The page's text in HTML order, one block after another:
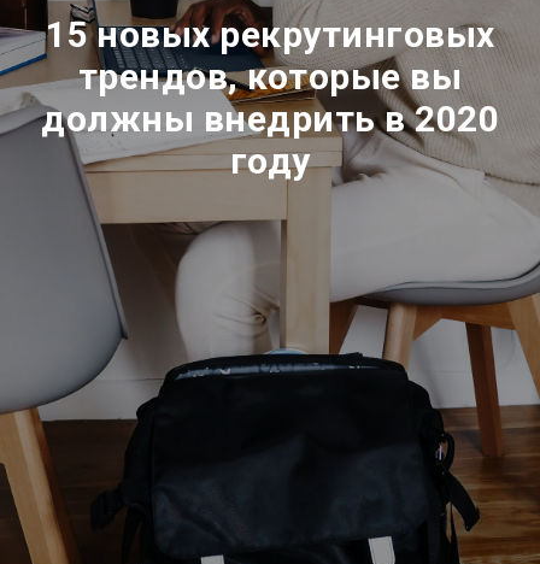
15 новых рекрутинговых
трендов, которые вы
должны внедрить в 2020
году